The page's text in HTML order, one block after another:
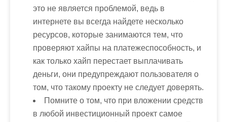
это не является проблемой, ведь в
интернете вы всегда найдете несколько
ресурсов, которые занимаются тем, что
проверяют хайпы на платежеспособность, и
как только хайп перестает выплачивать
деньги, они предупреждают пользователя о
том, что такому проекту не следует доверять.
Помните о том, что при вложении средств
в любой инвестиционный проект самое